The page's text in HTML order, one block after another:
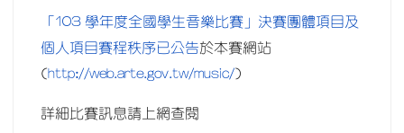
「103 學年度全國學生音樂比賽」決賽團體項目及
個人項目賽程秩序已公告於本賽網站
(http://web.arte.gov.tw/music/)
詳細比賽訊息請上網查閱